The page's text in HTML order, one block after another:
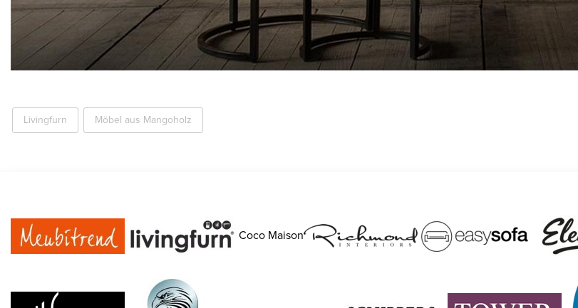
Livingfurn Möbel aus Mangoholz
Coco Maison